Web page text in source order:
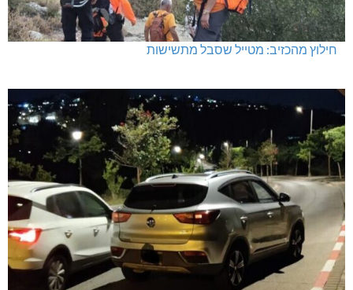
חילוץ מהכזיב: מטייל שסבל מתשישות